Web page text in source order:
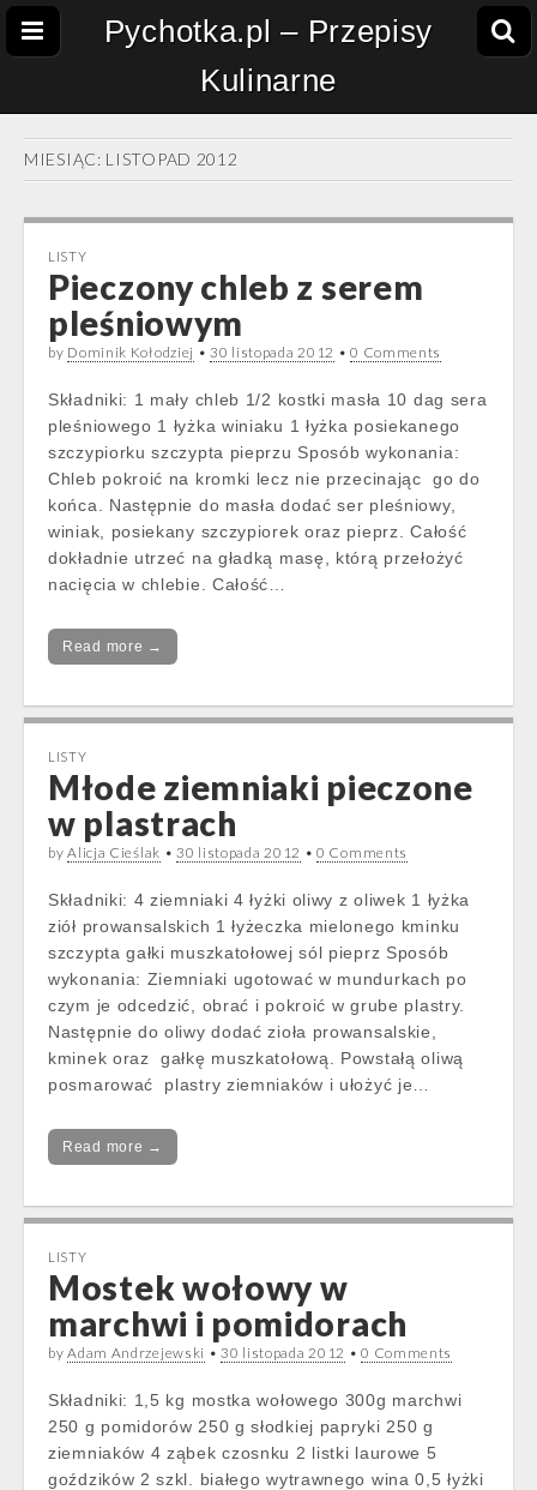
Pychotka.pl – Przepisy
Kulinarne
MIESIĄC: LISTOPAD 2012
LISTY
Pieczony chleb z serem
pleśniowym
by Dominik Kołodziej •30 listopada 2012 •0 Comments
Składniki: 1 mały chleb 1/2 kostki masła 10 dag sera
pleśniowego 1 łyżka winiaku 1 łyżka posiekanego
szczypiorku szczypta pieprzu Sposób wykonania:
Chleb pokroić na kromki lecz nie przecinając go do
końca. Następnie do masła dodać ser pleśniowy,
winiak, posiekany szczypiorek oraz pieprz. Całość
dokładnie utrzeć na gładką masę, którą przełożyć
nacięcia w chlebie. Całość…
Read more →
LISTY
Młode ziemniaki pieczone
w plastrach
byAlicja Cieślak •30 listopada 2012 •0 Comments
Składniki: 4 ziemniaki 4 łyżki oliwy z oliwek 1 łyżka
ziół prowansalskich 1 łyżeczka mielonego kminku
szczypta gałki muszkatołowej sól pieprz Sposób
wykonania: Ziemniaki ugotować w mundurkach po
czym je odcedzić, obrać i pokroić w grube plastry.
Następnie do oliwy dodać zioła prowansalskie,
kminek oraz gałkę muszkatołową. Powstałą oliwą
posmarować plastry ziemniaków i ułożyć je…
Read more →
LISTY
Mostek wołowy w
marchwi i pomidorach
byAdam Andrzejewski •30 listopada 2012 •0 Comments
Składniki: 1,5 kg mostka wołowego 300g marchwi
250 g pomidorów 250 g słodkiej papryki 250 g
ziemniaków 4 ząbek czosnku 2 listki laurowe 5
goździków 2 szkl. białego wytrawnego wina 0,5 łyżki